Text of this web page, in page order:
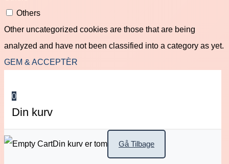
Others
Other uncategorized cookies are those that are being
analyzed and have not been classified into a category as yet.
GEM & ACCEPTÈR
0
Din kurv
Din kurv er tom Gå Tilbage